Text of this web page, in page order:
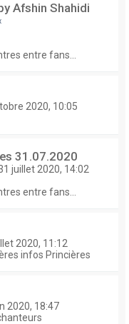
Afshin Shahidi
entre fans...
2020, 10:05
31.07.2020
juillet 2020, 14:02
entre fans...
2020, 11:12
infos Princières
2020, 18:47